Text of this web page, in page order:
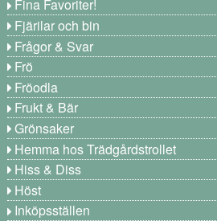
Fina Favoriter!
Fjärilar och bin
Frågor & Svar
Frö
Fröodla
Frukt & Bär
Grönsaker
Hemma hos Trädgårdstrollet
Hiss & Diss
Höst
Inköpsställen